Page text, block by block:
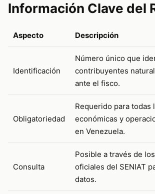
Información Clave del
Aspecto Descripción
Identificación
Número único que
contribuyentes
ante el fisco.
Obligatoriedad
Requerido para todas
económicas y
en Venezuela.
Consulta
Posible a través de
oficiales del SENIAT
datos.